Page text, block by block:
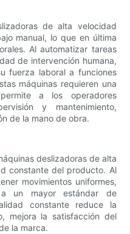
de alta velocidad
manual, lo que en última
Al automatizar tareas
de intervención humana,
fuerza laboral a funciones
máquinas requieren una
a los operadores
y mantenimiento,
de la mano de obra.
deslizadoras de alta
constante del producto. Al
movimientos uniformes,
a un mayor estándar de
constante reduce la
mejora la satisfacción del
la marca.